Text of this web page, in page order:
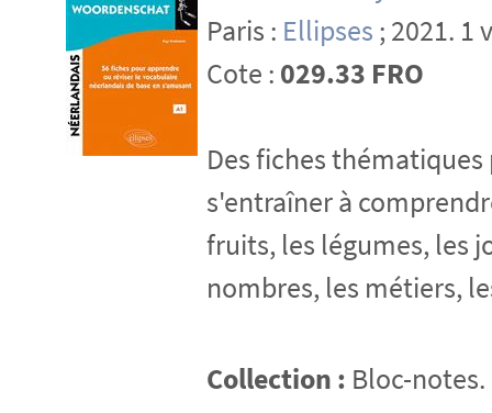
Paris : Ellipses ; 2021. 1
Cote : 029.33 FRO
Des fiches
s'entraîner à
fruits, les légumes, les
nombres, les métiers,
Collection : Bloc-notes.